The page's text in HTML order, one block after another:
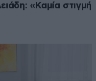
«Καμία στιγμή